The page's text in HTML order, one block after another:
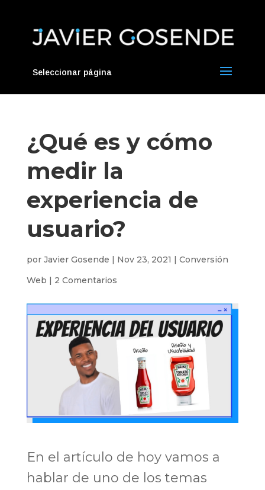
Seleccionar página
¿Qué es y cómo
medir la
experiencia de
usuario?
por Javier Gosende | Nov 23, 2021 | Conversión
Web | 2 Comentarios
En el artículo de hoy vamos a
hablar de uno de los temas